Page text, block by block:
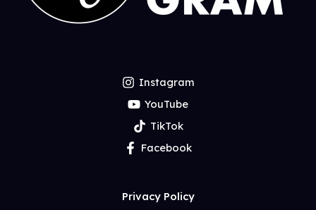
Instagram
YouTube
TikTok
Facebook
Privacy Policy